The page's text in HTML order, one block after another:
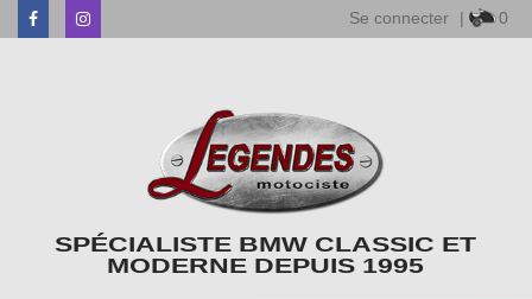
FacebookInstagram Se connecter | 0
SPÉCIALISTE BMW CLASSIC ET
MODERNE DEPUIS 1995